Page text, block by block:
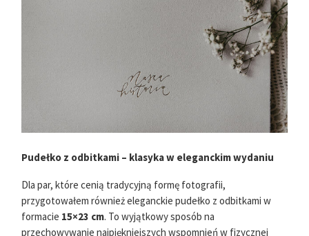
Pudełko z odbitkami – klasyka w eleganckim wydaniu
Dla par, które cenią tradycyjną formę fotografii,
przygotowałem również eleganckie pudełko z odbitkami w
formacie 15×23 cm. To wyjątkowy sposób na
przechowywanie najpiękniejszych wspomnień w fizycznej